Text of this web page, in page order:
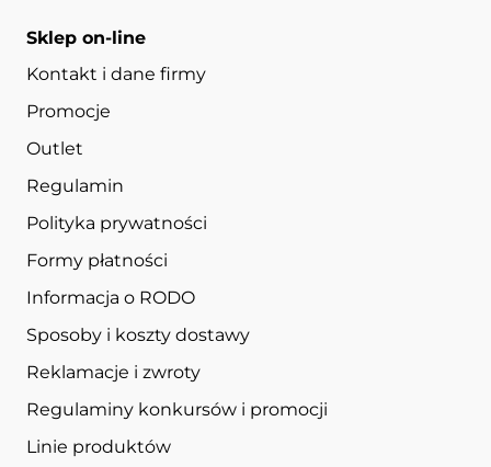
Sklep on-line
Kontakt i dane firmy
Promocje
Outlet
Regulamin
Polityka prywatności
Formy płatności
Informacja o RODO
Sposoby i koszty dostawy
Reklamacje i zwroty
Regulaminy konkursów i promocji
Linie produktów